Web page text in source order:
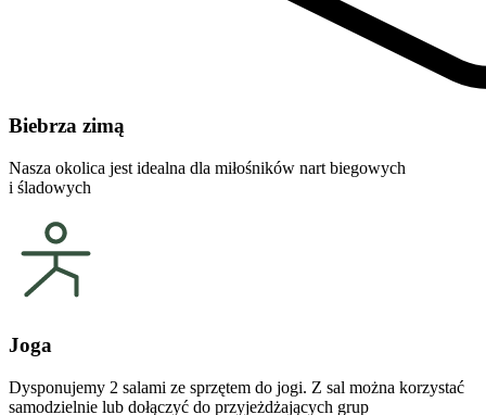
Biebrza zimą
Nasza okolica jest idealna dla miłośników nart biegowych
i śladowych
Joga
Dysponujemy 2 salami ze sprzętem do jogi. Z sal można korzystać
samodzielnie lub dołączyć do przyjeżdżających grup